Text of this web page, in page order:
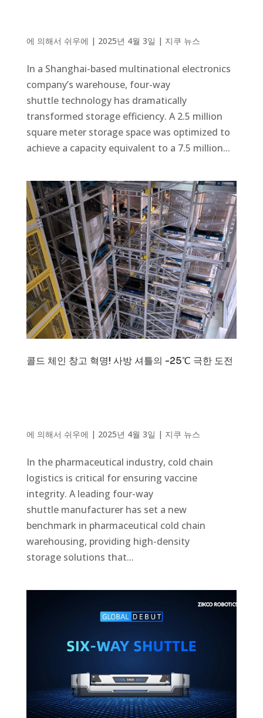
에 의해서 쉬우에 | 2025년 4월 3일 | 지쿠 뉴스
In a Shanghai-based multinational electronics
company’s warehouse, four-way
shuttle technology has dramatically
transformed storage efficiency. A 2.5 million
square meter storage space was optimized to
achieve a capacity equivalent to a 7.5 million...
콜드 체인 창고 혁명! 사방 셔틀의 -25℃ 극한 도전
에 의해서 쉬우에 | 2025년 4월 3일 | 지쿠 뉴스
In the pharmaceutical industry, cold chain
logistics is critical for ensuring vaccine
integrity. A leading four-way
shuttle manufacturer has set a new
benchmark in pharmaceutical cold chain
warehousing, providing high-density
storage solutions that...